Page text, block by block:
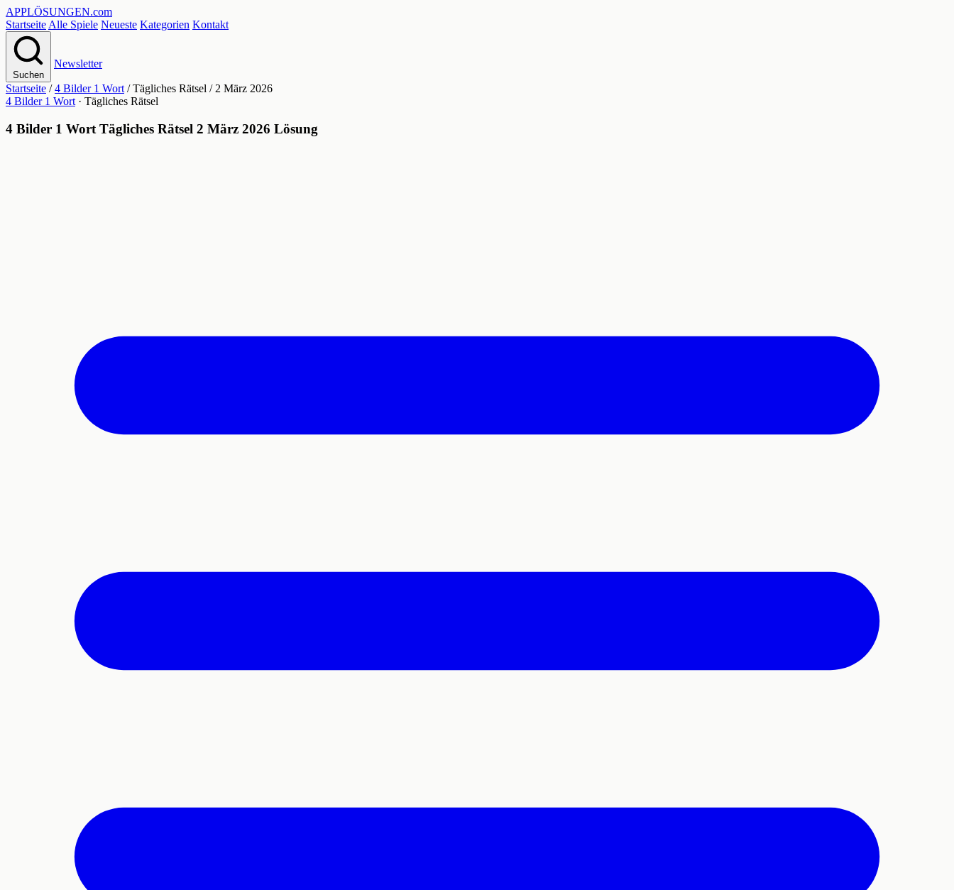
APPLÖSUNGEN.com
Startseite Alle Spiele Neueste Kategorien Kontakt
Suchen
Newsletter
Startseite / 4 Bilder 1 Wort / Tägliches Rätsel / 2 März 2026
4 Bilder 1 Wort · Tägliches Rätsel
4 Bilder 1 Wort Tägliches Rätsel 2 März 2026 Lösung